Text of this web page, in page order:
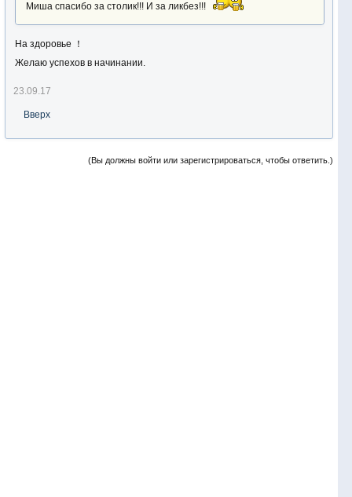
Миша спасибо за столик!!! И за ликбез!!!
На здоровье ！
Желаю успехов в начинании.
23.09.17
Вверх
(Вы должны войти или зарегистрироваться, чтобы ответить.)